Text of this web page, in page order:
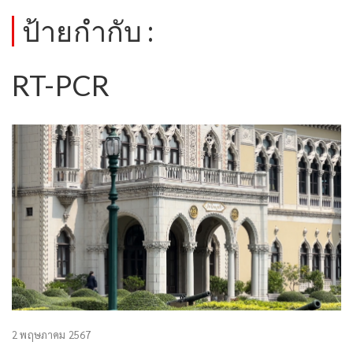
ป้ายกำกับ :
RT-PCR
2 พฤษภาคม 2567